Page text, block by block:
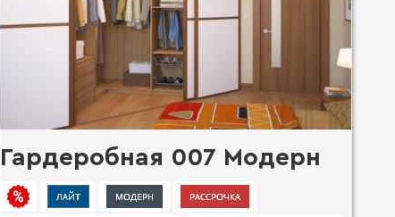
Гардеробная 007 Модерн